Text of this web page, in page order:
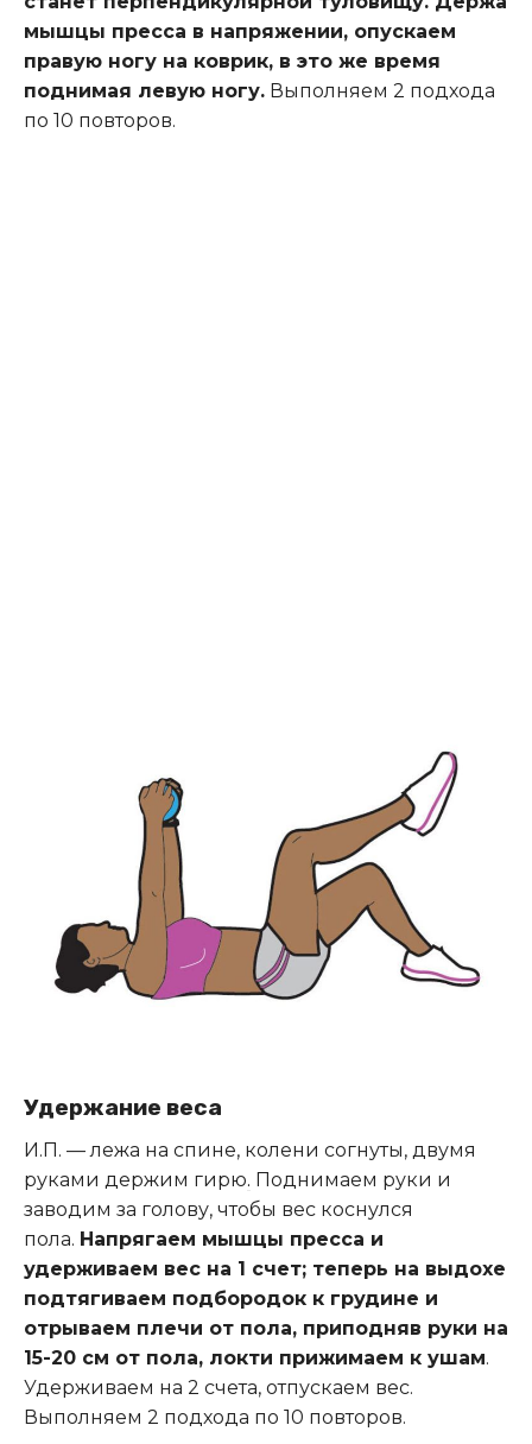
мышцы пресса в напряжении, опускаем
правую ногу на коврик, в это же время
поднимая левую ногу. Выполняем 2 подхода
по 10 повторов.
Удержание веса
И.П. — лежа на спине, колени согнуты, двумя
руками держим гирю. Поднимаем руки и
заводим за голову, чтобы вес коснулся
пола. Напрягаем мышцы пресса и
удерживаем вес на 1 счет; теперь на выдохе
подтягиваем подбородок к грудине и
отрываем плечи от пола, приподняв руки на
15-20 см от пола, локти прижимаем к ушам.
Удерживаем на 2 счета, отпускаем вес.
Выполняем 2 подхода по 10 повторов.